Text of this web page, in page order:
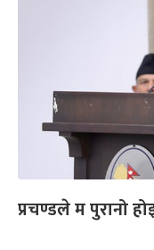
प्रचण्डले म पुरानो